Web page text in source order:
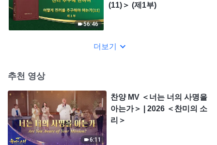
56:46
(11)＞ (제1부)
더보기
추천 영상
6:11
찬양 MV ＜너는 너의 사명을
아는가＞ | 2026 ＜찬미의 소
리＞